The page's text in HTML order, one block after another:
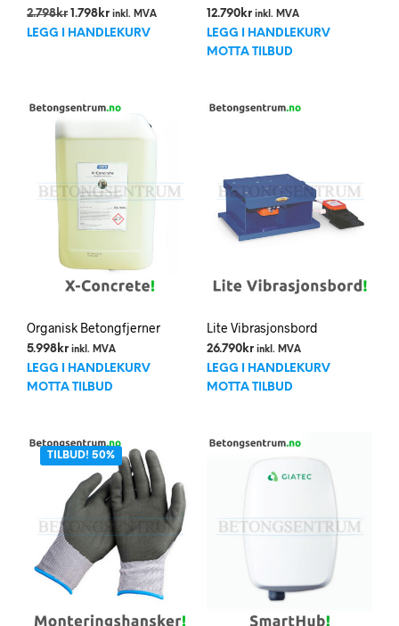
2.798kr Opprinnelig
pris
1.798 krNåværende
pris
inkl. MVA
LEGG I HANDLEKURV
12.790kr inkl. MVA
LEGG I HANDLEKURV
MOTTA TILBUD
Organisk Betongfjerner
5.998 kr inkl. MVA
LEGG I HANDLEKURV
MOTTA TILBUD
Lite Vibrasjonsbord
26.790kr inkl. MVA
LEGG I HANDLEKURV
MOTTA TILBUD
TILBUD! 50%